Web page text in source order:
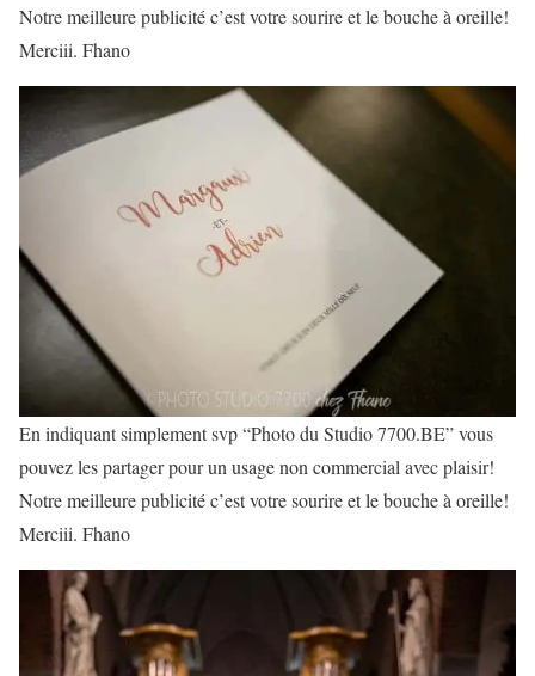
Notre meilleure publicité c’est votre sourire et le bouche à oreille!
Merciii. Fhano
En indiquant simplement svp “Photo du Studio 7700.BE” vous
pouvez les partager pour un usage non commercial avec plaisir!
Notre meilleure publicité c’est votre sourire et le bouche à oreille!
Merciii. Fhano